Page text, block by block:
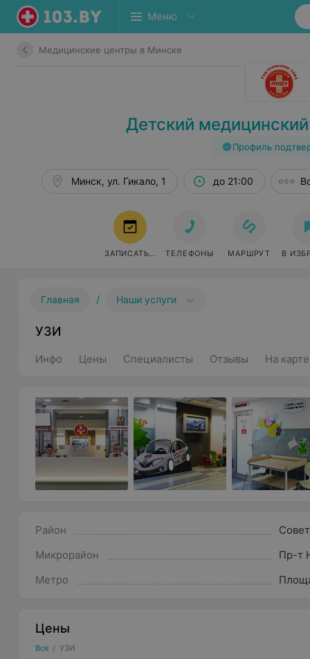
Меню
Медицинские центры в Минске
Детский
Профиль
Минск, ул. Гикало, 1 до 21:00
ЗАПИСАТЬСЯ ТЕЛЕФОНЫ МАРШРУТ В
Главная / Наши услуги
УЗИ
Инфо Цены Специалисты Отзывы На карте
Район
Микрорайон
Пр-т
Метро
Цены
Все / УЗИ